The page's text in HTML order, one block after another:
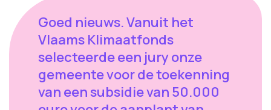
Goed nieuws. Vanuit het
Vlaams Klimaatfonds
selecteerde een jury onze
gemeente voor de toekenning
van een subsidie van 50.000